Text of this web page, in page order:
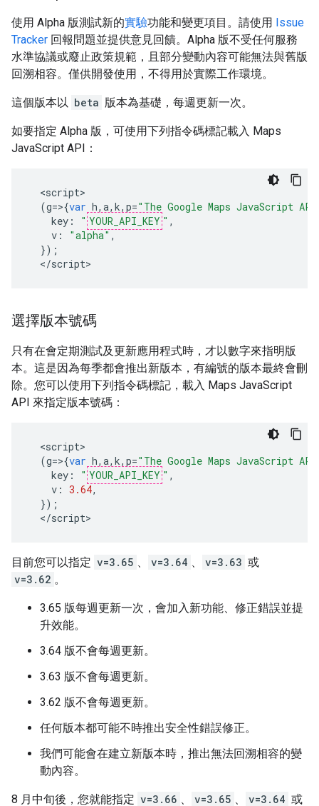
使用 Alpha 版測試新的實驗功能和變更項目。請使用 Issue
Tracker 回報問題並提供意見回饋。Alpha 版不受任何服務
水準協議或廢止政策規範，且部分變動內容可能無法與舊版
回溯相容。僅供開發使用，不得用於實際工作環境。
這個版本以 beta 版本為基礎，每週更新一次。
如要指定 Alpha 版，可使用下列指令碼標記載入 Maps
JavaScript API：
<script
(g=>{var h, a, k, p="The Google Maps JavaScript
key : " YOUR_API_KEY " ,
v : "alpha" ,
});
</script>
選擇版本號碼
只有在會定期測試及更新應用程式時，才以數字來指明版
本。這是因為每季都會推出新版本，有編號的版本最終會刪
除。您可以使用下列指令碼標記，載入 Maps JavaScript
API 來指定版本號碼：
<script
(g=>{var h, a, k, p="The Google Maps JavaScript
key : " YOUR_API_KEY " ,
v : 3.64,
});
</script>
目前您可以指定 v=3.65 、 v=3.64 、 v=3.63 或
v=3.62 。
3.65 版每週更新一次，會加入新功能、修正錯誤並提
升效能。
3.64 版不會每週更新。
3.63 版不會每週更新。
3.62 版不會每週更新。
任何版本都可能不時推出安全性錯誤修正。
我們可能會在建立新版本時，推出無法回溯相容的變
動內容。
8 月中旬後，您就能指定 v=3.66 、 v=3.65 、 v=3.64 或